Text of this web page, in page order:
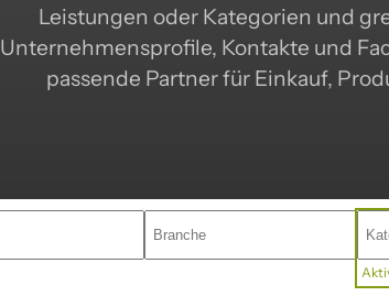
Leistungen oder Kategorien und
Unternehmensprofile, Kontakte und
passende Partner für Einkauf,